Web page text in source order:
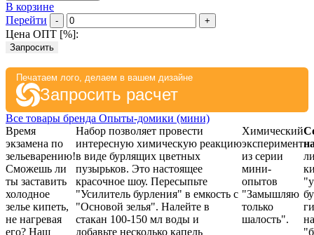
В корзине
Перейти
- +
Цена ОПТ [%]:
Запросить
Печатаем лого, делаем в вашем дизайне
Запросить расчет
Все товары бренда Опыты-домики (мини)
Время
экзамена по
зельеварению!
Сможешь ли
ты заставить
холодное
зелье кипеть,
не нагревая
его? Наш
Набор позволяет провести
интересную химическую реакцию
в виде бурлящих цветных
пузырьков. Это настоящее
красочное шоу. Пересыпьте
"Усилитель бурления" в емкость с
"Основой зелья". Налейте в
стакан 100-150 мл воды и
добавьте несколько капель
Химический
эксперимент
из серии
мини-
опытов
"Замышляю
только
шалость".